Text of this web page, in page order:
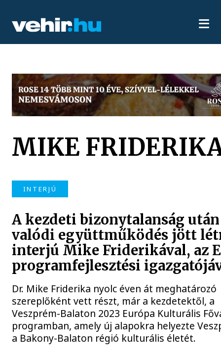
MIKE
INTERJÚ
A kezdeti bizonytalanság után
valódi együttműködés jött
interjú Mike Friderikával, az
programfejlesztési
Dr. Mike Friderika nyolc éven át meghatározó
szereplőként vett részt, már a kezdetektől, a
Veszprém-Balaton 2023 Európa Kulturális
programban, amely új alapokra helyezte
a Bakony-Balaton régió kulturális életét.